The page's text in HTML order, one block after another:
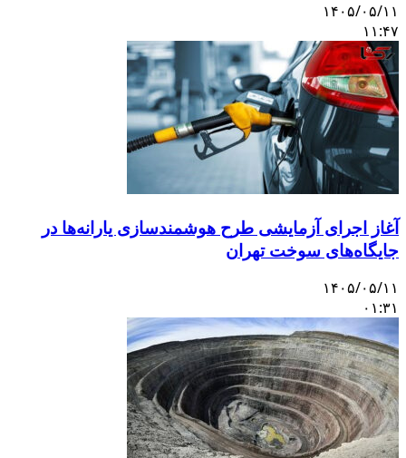
۱۴۰۵/۰۵/۱۱
۱۱:۴۷
آغاز اجرای آزمایشی طرح هوشمندسازی یارانه‌ها در
جایگاه‌های سوخت تهران
۱۴۰۵/۰۵/۱۱
۰۱:۳۱